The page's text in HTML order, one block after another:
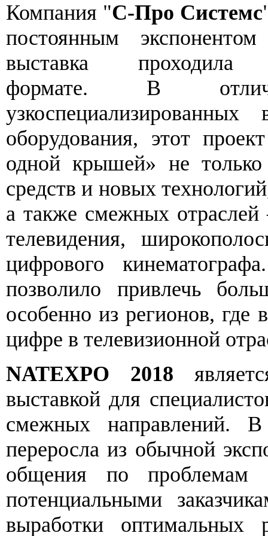
Компания "С-Про Системс
постоянным
выставка
формате. В
узкоспециализированных
оборудования, этот
одной крышей» не только
средств и новых
а также смежных
телевидения,
цифрового
позволило привлечь
особенно из регионов, где
цифре в телевизионной
NATEXPO 2018
выставкой для
смежных направлений.
переросла из обычной
общения по проблемам
потенциальными
выработки